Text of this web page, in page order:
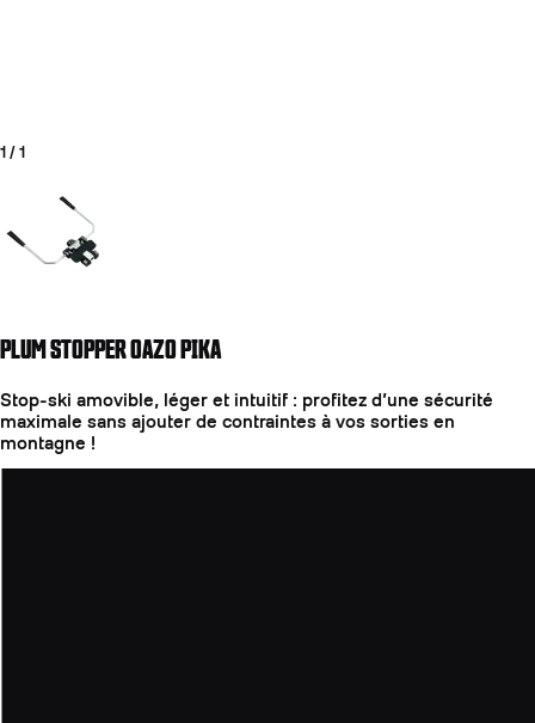
1 / 1
PLUM STOPPER OAZO PIKA
Stop-ski amovible, léger et intuitif : profitez d’une sécurité
maximale sans ajouter de contraintes à vos sorties en
montagne !